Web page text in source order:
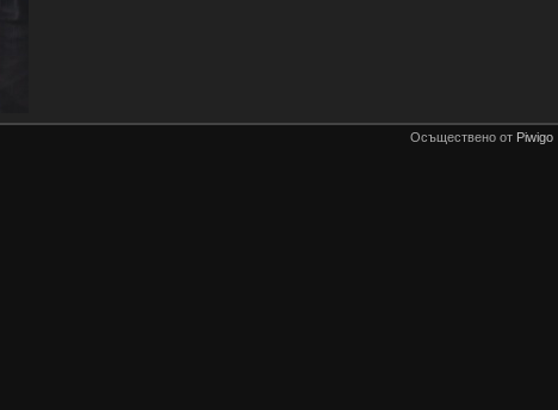
Осъществено от Piwigo